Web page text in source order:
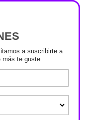
a suscribirte a
te guste.